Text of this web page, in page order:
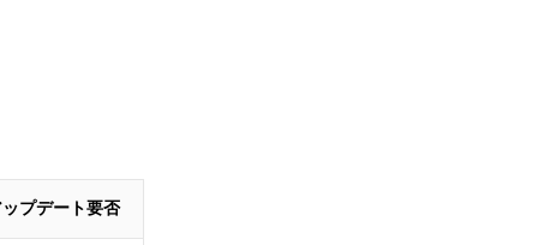
プデート要否